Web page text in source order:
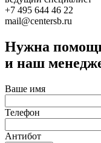
+7 495 644 46 22
mail@centersb.ru
Нужна
и наш
Ваше имя
Телефон
Антибот